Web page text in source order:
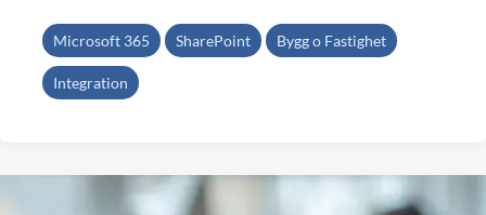
Microsoft 365 SharePoint Bygg o Fastighet
Integration